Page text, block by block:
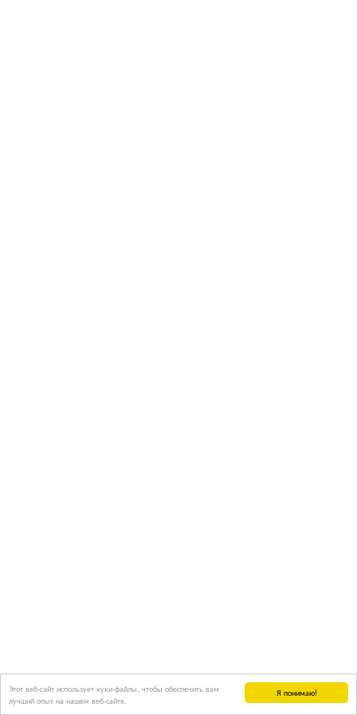
Я понимаю!
Этот веб-сайт использует куки-файлы, чтобы обеспечить вам
лучший опыт на нашем веб-сайте.